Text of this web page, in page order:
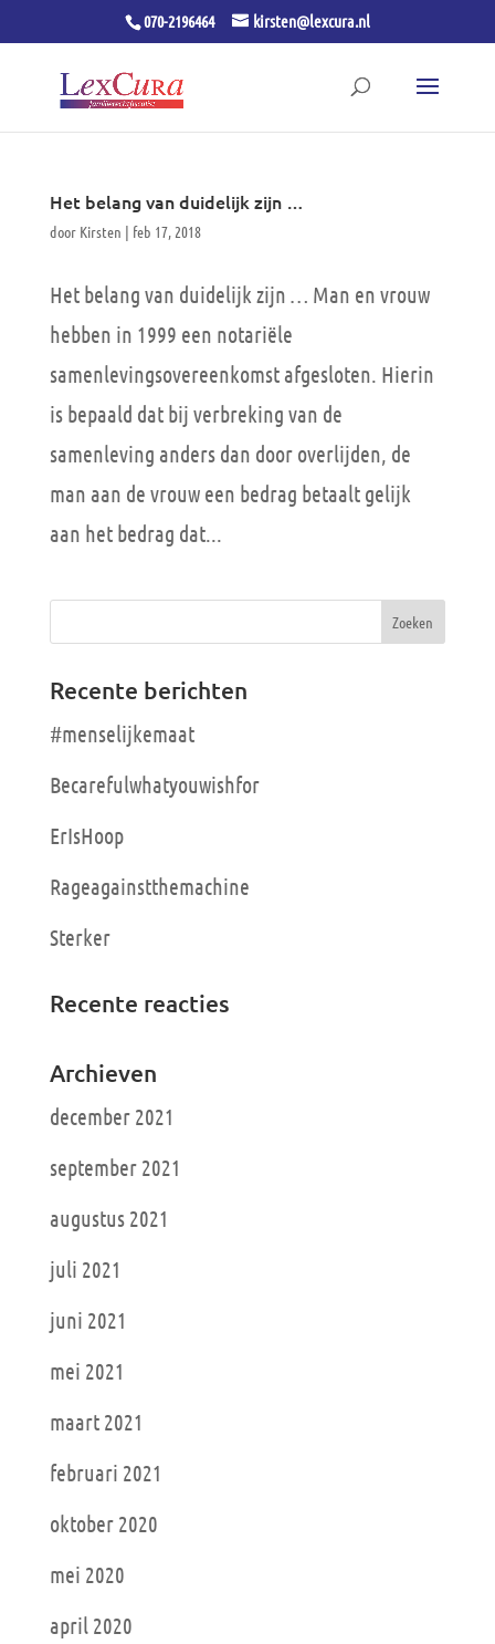
070-2196464 kirsten@lexcura.nl
Het belang van duidelijk zijn …
door Kirsten | feb 17, 2018
Het belang van duidelijk zijn … Man en vrouw
hebben in 1999 een notariële
samenlevingsovereenkomst afgesloten. Hierin
is bepaald dat bij verbreking van de
samenleving anders dan door overlijden, de
man aan de vrouw een bedrag betaalt gelijk
aan het bedrag dat...
Recente berichten
#menselijkemaat
Becarefulwhatyouwishfor
ErIsHoop
Rageagainstthemachine
Sterker
Recente reacties
Archieven
december 2021
september 2021
augustus 2021
juli 2021
juni 2021
mei 2021
maart 2021
februari 2021
oktober 2020
mei 2020
april 2020